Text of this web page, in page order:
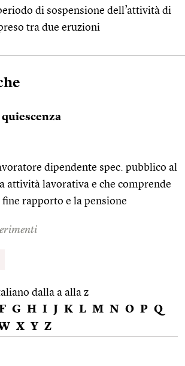
di sospensione dell’attività di
tra due eruzioni
dipendente spec. pubblico al
attività lavorativa e che comprende
rapporto e la pensione
dalla a alla z
G H I J K L M N O P Q
X Y Z